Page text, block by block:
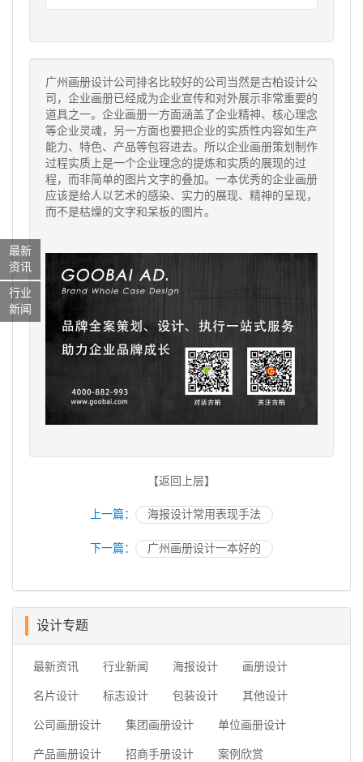
广州画册设计公司 排名比较好的公司当然是古柏设计公
司，企业画册已经成为企业宣传和对外展示非常重要的
道具之一。企业画册一方面涵盖了企业精神、核心理念
等企业灵魂，另一方面也要把企业的实质性内容如生产
能力、特色、产品等包容进去。所以企业画册策划制作
过程实质上是一个企业理念的提炼和实质的展现的过
程，而非简单的图片文字的叠加。一本优秀的企业画册
应该是给人以艺术的感染、实力的展现、精神的呈现，
而不是枯燥的文字和呆板的图片。
【返回上层】
上一篇： 海报设计常用表现手法
下一篇： 广州画册设计一本好的
设计专题
最新资讯 行业新闻 海报设计 画册设计
名片设计 标志设计 包装设计 其他设计
公司画册设计 集团画册设计 单位画册设计
产品画册设计 招商手册设计 案例欣赏
最新
资讯
行业
新闻